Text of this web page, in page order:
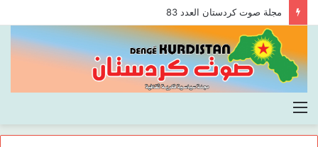
مجلة صوت كردستان العدد 83
القائمة